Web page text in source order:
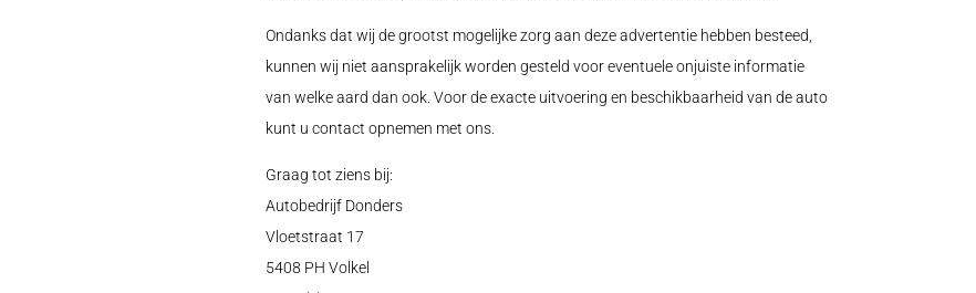
Ondanks dat wij de grootst mogelijke zorg aan deze advertentie hebben besteed,
kunnen wij niet aansprakelijk worden gesteld voor eventuele onjuiste informatie
van welke aard dan ook. Voor de exacte uitvoering en beschikbaarheid van de auto
kunt u contact opnemen met ons.
Graag tot ziens bij:
Autobedrijf Donders
Vloetstraat 17
5408 PH Volkel